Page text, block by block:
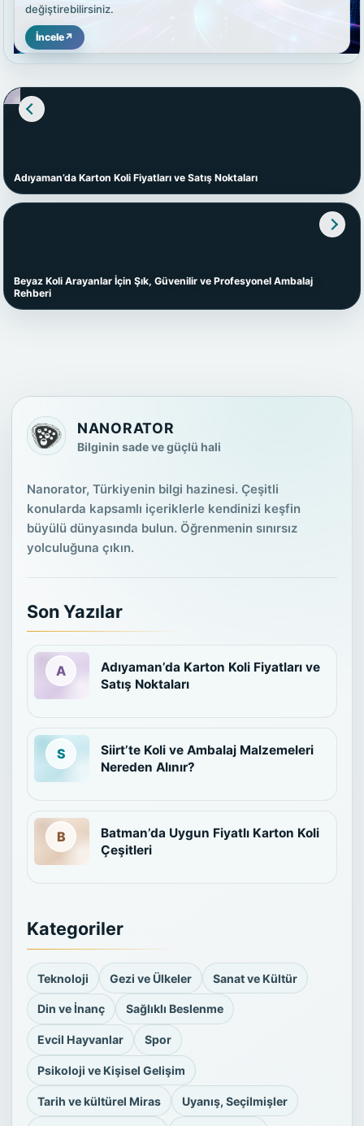
değiştirebilirsiniz.
İncele↗
Adıyaman’da Karton Koli Fiyatları ve Satış Noktaları
Beyaz Koli Arayanlar İçin Şık, Güvenilir ve Profesyonel Ambalaj
Rehberi
NANORATOR
Bilginin sade ve güçlü hali
Nanorator, Türkiyenin bilgi hazinesi. Çeşitli
konularda kapsamlı içeriklerle kendinizi keşfin
büyülü dünyasında bulun. Öğrenmenin sınırsız
yolculuğuna çıkın.
Son Yazılar
Adıyaman’da Karton Koli Fiyatları ve
Satış Noktaları
Siirt’te Koli ve Ambalaj Malzemeleri
Nereden Alınır?
Batman’da Uygun Fiyatlı Karton Koli
Çeşitleri
Kategoriler
Teknoloji Gezi ve Ülkeler Sanat ve Kültür
Din ve İnanç Sağlıklı Beslenme
Evcil Hayvanlar Spor
Psikoloji ve Kişisel Gelişim
Tarih ve kültürel Miras Uyanış, Seçilmişler